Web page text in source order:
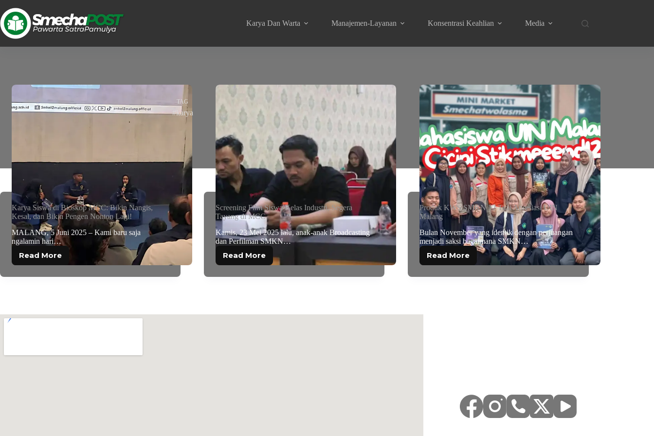
Karya Dan Warta Manajemen-Layanan Konsentrasi Keahlian Media
TAG
#karya
Karya Siswa di Bioskop MCC: Bikin Nangis,
Kesal, dan Bikin Pengen Nonton Lagi!
MALANG, 5 Juni 2025 – Kami baru saja
ngalamin hari…
Read More
Screening Film Siswa Kelas Industri, Segera
Tayang di MCC
Kamis, 23 Mei 2025 lalu, anak-anak Broadcasting
dan Perfilman SMKN…
Read More
Produk KWS SMKN 12 Tuai Apresiasi UIN
Malang
Bulan November yang identik dengan perjuangan
menjadi saksi bagaimana SMKN…
Read More